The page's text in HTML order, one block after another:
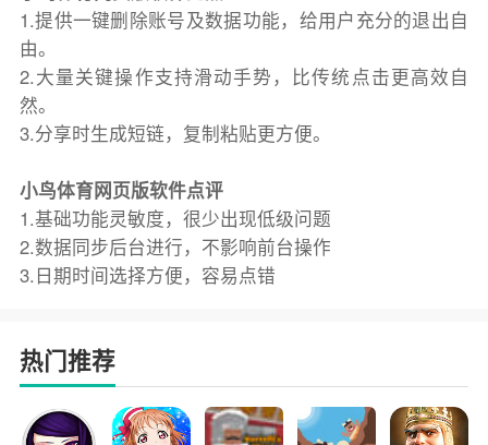
1.提供一键删除账号及数据功能，给用户充分的退出自
由。
2.大量关键操作支持滑动手势，比传统点击更高效自
然。
3.分享时生成短链，复制粘贴更方便。
小鸟体育网页版软件点评
1.基础功能灵敏度，很少出现低级问题
2.数据同步后台进行，不影响前台操作
3.日期时间选择方便，容易点错
热门推荐